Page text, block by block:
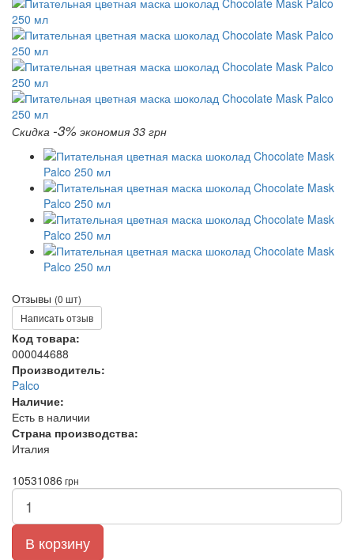
Скидка -3% экономия 33 грн
Отзывы (0 шт)
Написать отзыв
Код товара:
000044688
Производитель:
Palco
Наличие:
Есть в наличии
Страна производства:
Италия
10531086 грн
В корзину